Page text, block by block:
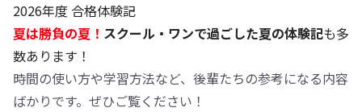
2026年度 合格体験記
夏は勝負の夏！ スクール・ワンで過ごした夏の体験記も多
数あります！
時間の使い方や学習方法など、後輩たちの参考になる内容
ばかりです。ぜひご覧ください！